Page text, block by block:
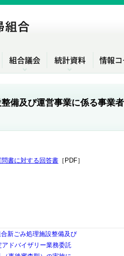
備及び運営事業に係る事業
書に対する回答書 ［PDF］
新ごみ処理施設整備及び
ドバイザリー業務委託